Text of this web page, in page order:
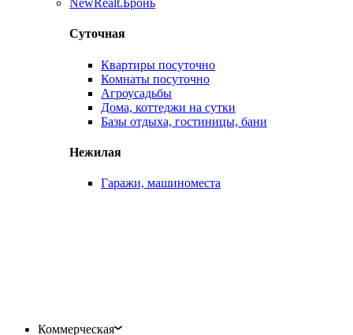
NewRealt.Бронь
Суточная
Квартиры посуточно
Комнаты посуточно
Агроусадьбы
Дома, коттеджи на сутки
Базы отдыха, гостиницы, бани
Нежилая
Гаражи, машиноместа
Коммерческая